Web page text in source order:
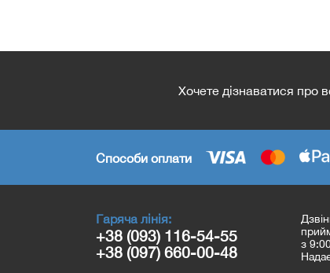
Хочете дізнаватися про
Способи оплати
Гаряча лінія:
+38 (093) 116-54-55
+38 (097) 660-00-48
з